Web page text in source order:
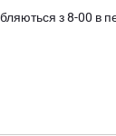
з 8-00 в